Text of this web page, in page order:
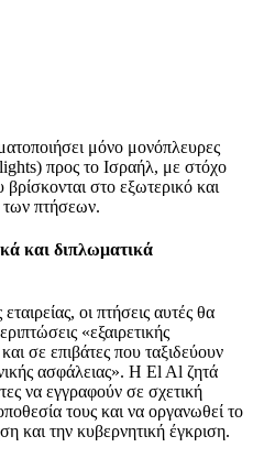
μόνο μονόπλευρες
προς το Ισραήλ, με στόχο
στο εξωτερικό και
πτήσεων.
και διπλωματικά
οι πτήσεις αυτές θα
«εξαιρετικής
σε επιβάτες που ταξιδεύουν
ασφάλειας». Η El Al ζητά
να εγγραφούν σε σχετική
τους και να οργανωθεί το
και την κυβερνητική έγκριση.